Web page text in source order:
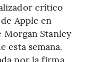
crítico
Apple en
Morgan Stanley
esta semana.
por la firma,